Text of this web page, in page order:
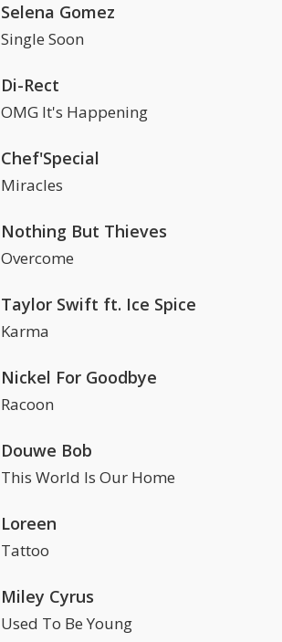
Selena Gomez
Single Soon
Di-Rect
OMG It's Happening
Chef'Special
Miracles
Nothing But Thieves
Overcome
Taylor Swift ft. Ice Spice
Karma
Nickel For Goodbye
Racoon
Douwe Bob
This World Is Our Home
Loreen
Tattoo
Miley Cyrus
Used To Be Young